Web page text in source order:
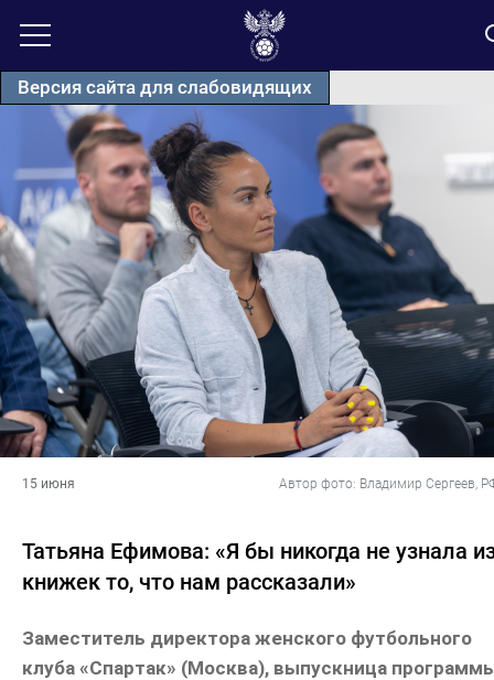
Версия сайта для слабовидящих
15 июня Автор фото: Владимир Сергеев,
Татьяна Ефимова: «Я бы никогда не узнала
книжек то, что нам рассказали»
Заместитель директора женского футбольного
клуба «Спартак» (Москва), выпускница